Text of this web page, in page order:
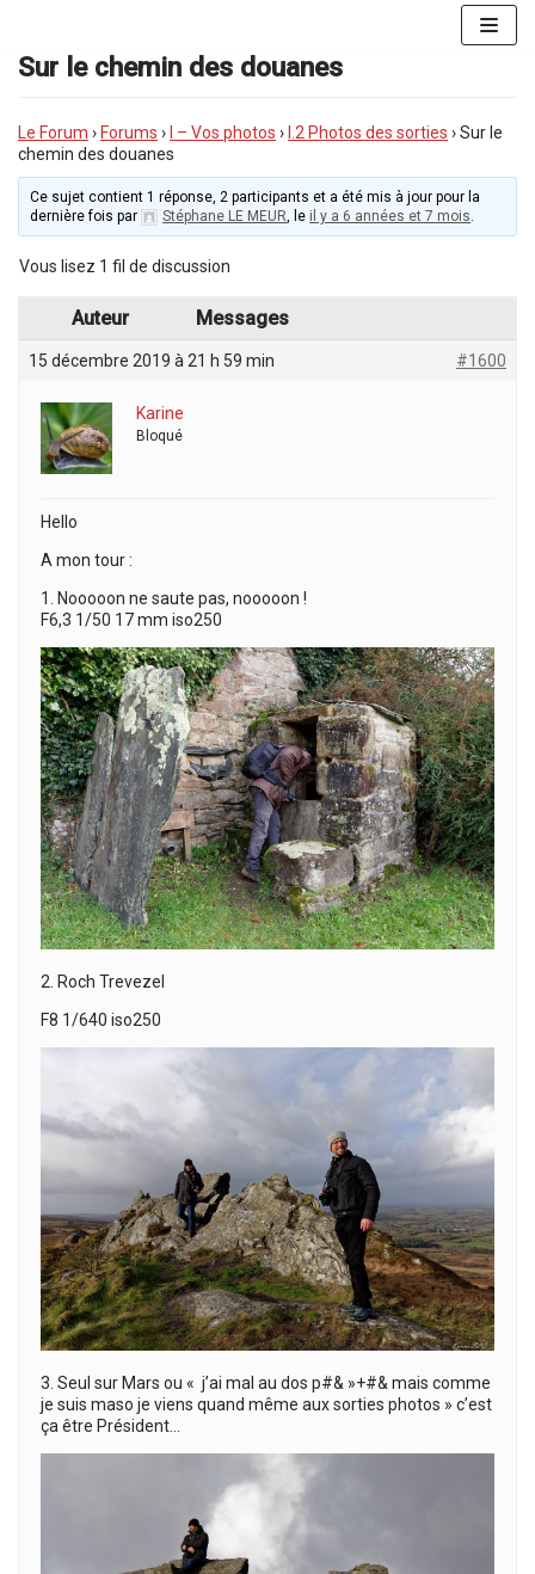
au
contenu
Sur le chemin des douanes
Le Forum › Forums › I – Vos photos › I.2 Photos des sorties ›Sur le
chemin des douanes
Ce sujet contient 1 réponse, 2 participants et a été mis à jour pour la
dernière fois par
Stéphane LE MEUR, le il y a 6 années et 7 mois.
Vous lisez 1 fil de discussion
Auteur Messages
15 décembre 2019 à 21 h 59 min #1600
Karine
Bloqué
Hello
A mon tour :
1. Nooooon ne saute pas, nooooon !
F6,3 1/50 17 mm iso250
2. Roch Trevezel
F8 1/640 iso250
3. Seul sur Mars ou « j’ai mal au dos p#& »+#& mais comme
je suis maso je viens quand même aux sorties photos » c’est
ça être Président…